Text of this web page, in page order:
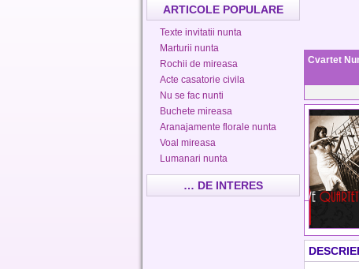
ARTICOLE POPULARE
Texte invitatii nunta
Marturii nunta
Rochii de mireasa
Acte casatorie civila
Nu se fac nunti
Buchete mireasa
Aranajamente florale nunta
Voal mireasa
Lumanari nunta
… DE INTERES
Cvartet